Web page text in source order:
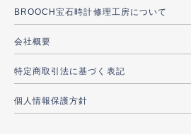
BROOCH宝石時計修理工房について
会社概要
特定商取引法に基づく表記
個人情報保護方針